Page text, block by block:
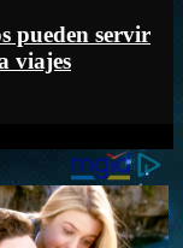
pueden servir
viajes